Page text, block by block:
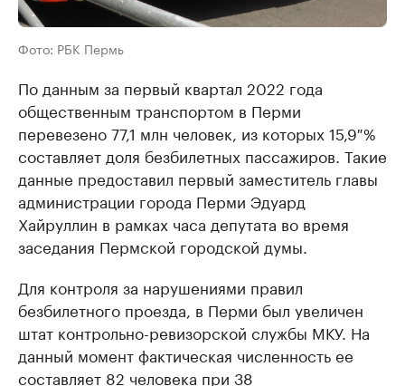
Фото: РБК Пермь
По данным за первый квартал 2022 года
общественным транспортом в Перми
перевезено 77,1 млн человек, из которых 15,9 %
составляет доля безбилетных пассажиров. Такие
данные предоставил первый заместитель главы
администрации города Перми Эдуард
Хайруллин в рамках часа депутата во время
заседания Пермской городской думы.
Для контроля за нарушениями правил
безбилетного проезда, в Перми был увеличен
штат контрольно-ревизорской службы МКУ. На
данный момент фактическая численность ее
составляет 82 человека при 38